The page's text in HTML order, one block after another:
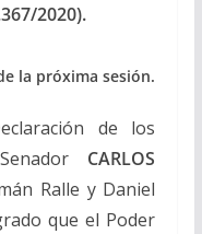
2020).
la próxima sesión.
de los
CARLOS
Ralle y Daniel
que el Poder